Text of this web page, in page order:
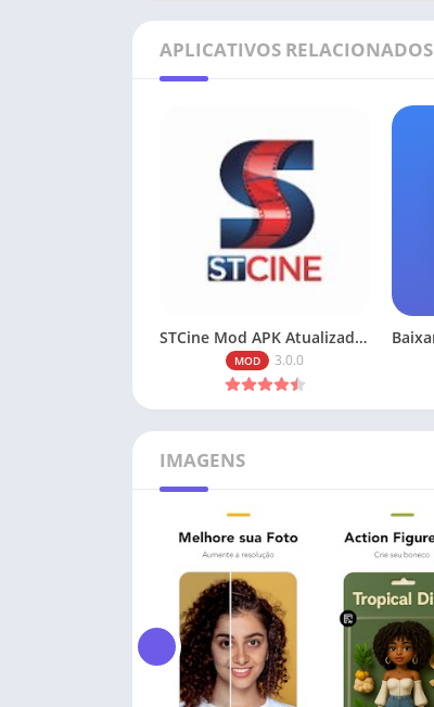
APLICATIVOS RELACIONADOS
STCine Mod APK Atualizado 2026 [Sem Anúncios]
MOD 3.0.0
IMAGENS